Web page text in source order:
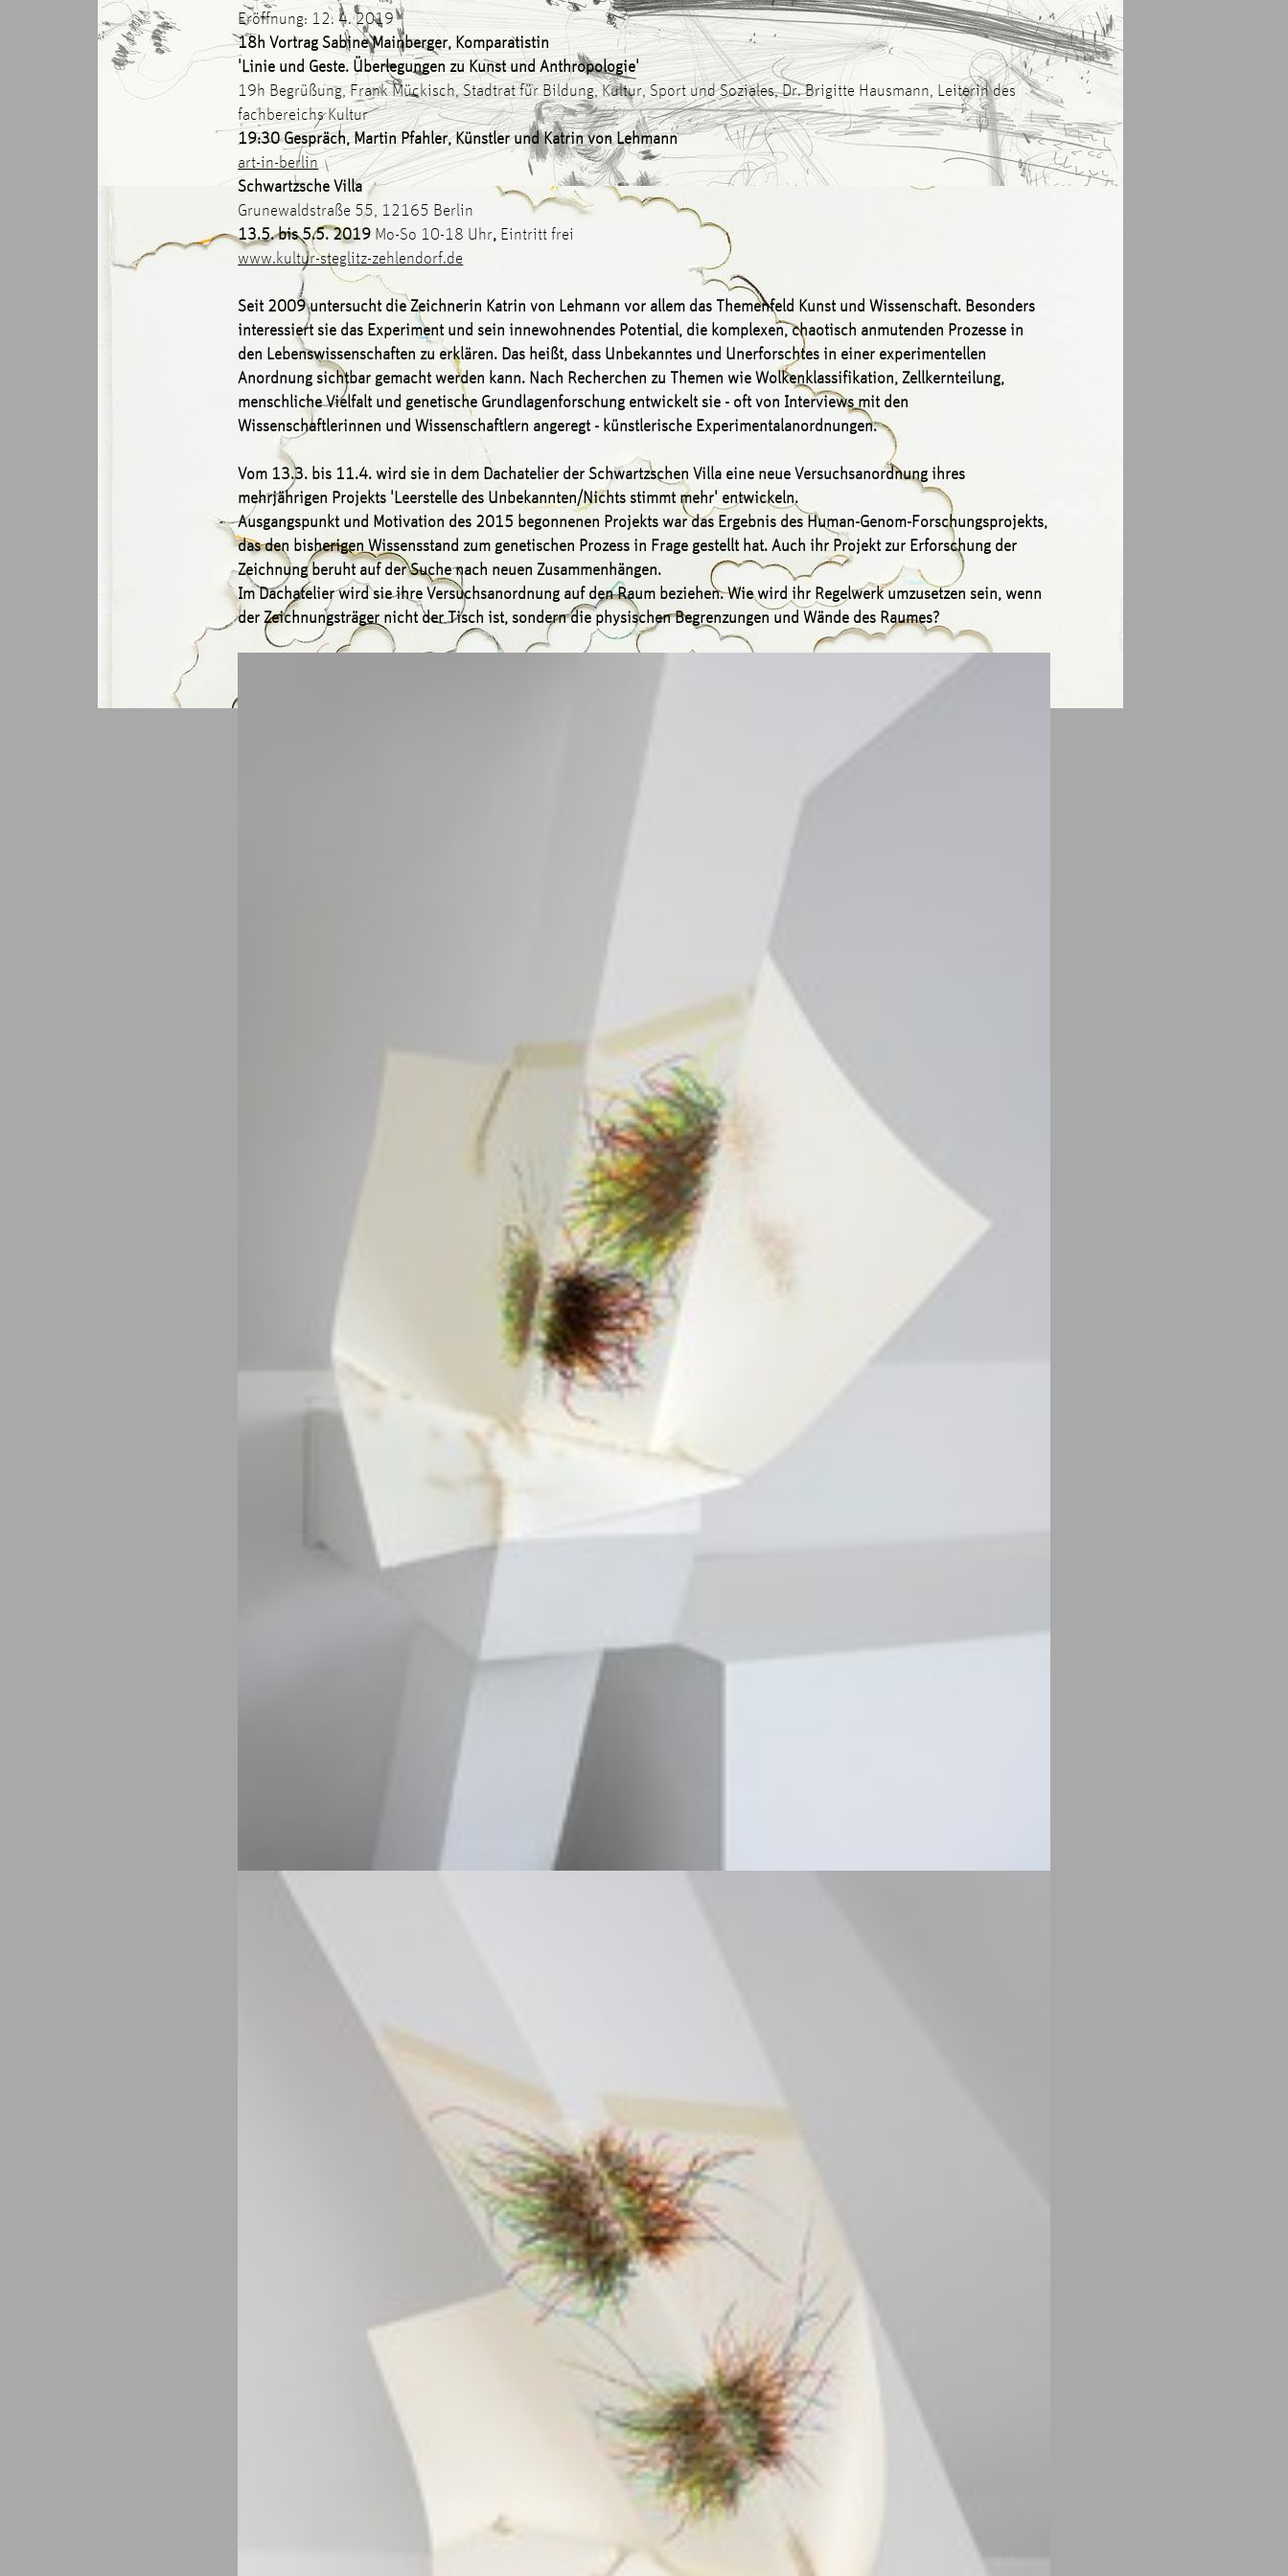
Eröffnung: 12. 4. 2019
18h Vortrag Sabine Mainberger, Komparatistin
'Linie und Geste. Überlegungen zu Kunst und Anthropologie'
19h Begrüßung, Frank Mückisch, Stadtrat für Bildung, Kultur, Sport und Soziales, Dr. Brigitte Hausmann, Leiterin des
fachbereichs Kultur
19:30 Gespräch, Martin Pfahler, Künstler und Katrin von Lehmann
art-in-berlin
Schwartzsche Villa
Grunewaldstraße 55, 12165 Berlin
13.5. bis 5.5. 2019 Mo-So 10-18 Uhr, Eintritt frei
www.kultur-steglitz-zehlendorf.de
Seit 2009 untersucht die Zeichnerin Katrin von Lehmann vor allem das Themenfeld Kunst und Wissenschaft. Besonders
interessiert sie das Experiment und sein innewohnendes Potential, die komplexen, chaotisch anmutenden Prozesse in
den Lebenswissenschaften zu erklären. Das heißt, dass Unbekanntes und Unerforschtes in einer experimentellen
Anordnung sichtbar gemacht werden kann. Nach Recherchen zu Themen wie Wolkenklassifikation, Zellkernteilung,
menschliche Vielfalt und genetische Grundlagenforschung entwickelt sie - oft von Interviews mit den
Wissenschaftlerinnen und Wissenschaftlern angeregt - künstlerische Experimentalanordnungen.
Vom 13.3. bis 11.4. wird sie in dem Dachatelier der Schwartzschen Villa eine neue Versuchsanordnung ihres
mehrjährigen Projekts 'Leerstelle des Unbekannten/Nichts stimmt mehr' entwickeln.
Ausgangspunkt und Motivation des 2015 begonnenen Projekts war das Ergebnis des Human-Genom-Forschungsprojekts,
das den bisherigen Wissensstand zum genetischen Prozess in Frage gestellt hat. Auch ihr Projekt zur Erforschung der
Zeichnung beruht auf der Suche nach neuen Zusammenhängen.
Im Dachatelier wird sie ihre Versuchsanordnung auf den Raum beziehen. Wie wird ihr Regelwerk umzusetzen sein, wenn
der Zeichnungsträger nicht der Tisch ist, sondern die physischen Begrenzungen und Wände des Raumes?